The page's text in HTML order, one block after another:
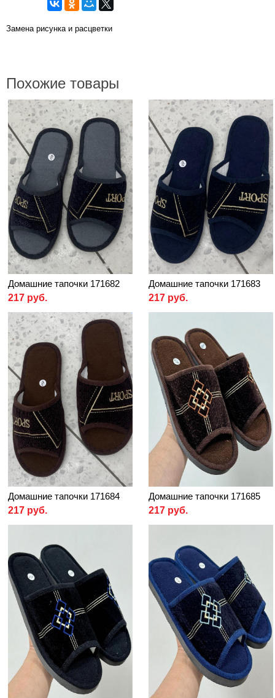
Замена рисунка и расцветки
Похожие товары
Домашние тапочки 171682
217 руб.
Домашние тапочки 171683
217 руб.
Домашние тапочки 171684
217 руб.
Домашние тапочки 171685
217 руб.